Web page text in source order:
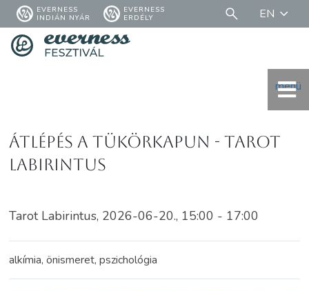
EVERNESS
INDIÁN NYÁR
EVERNESS
ERDÉLY
EN
menü
Átlépés a tükörkapun - Tarot
Labirintus
Tarot Labirintus, 2026-06-20., 15:00 - 17:00
alkímia, önismeret, pszichológia